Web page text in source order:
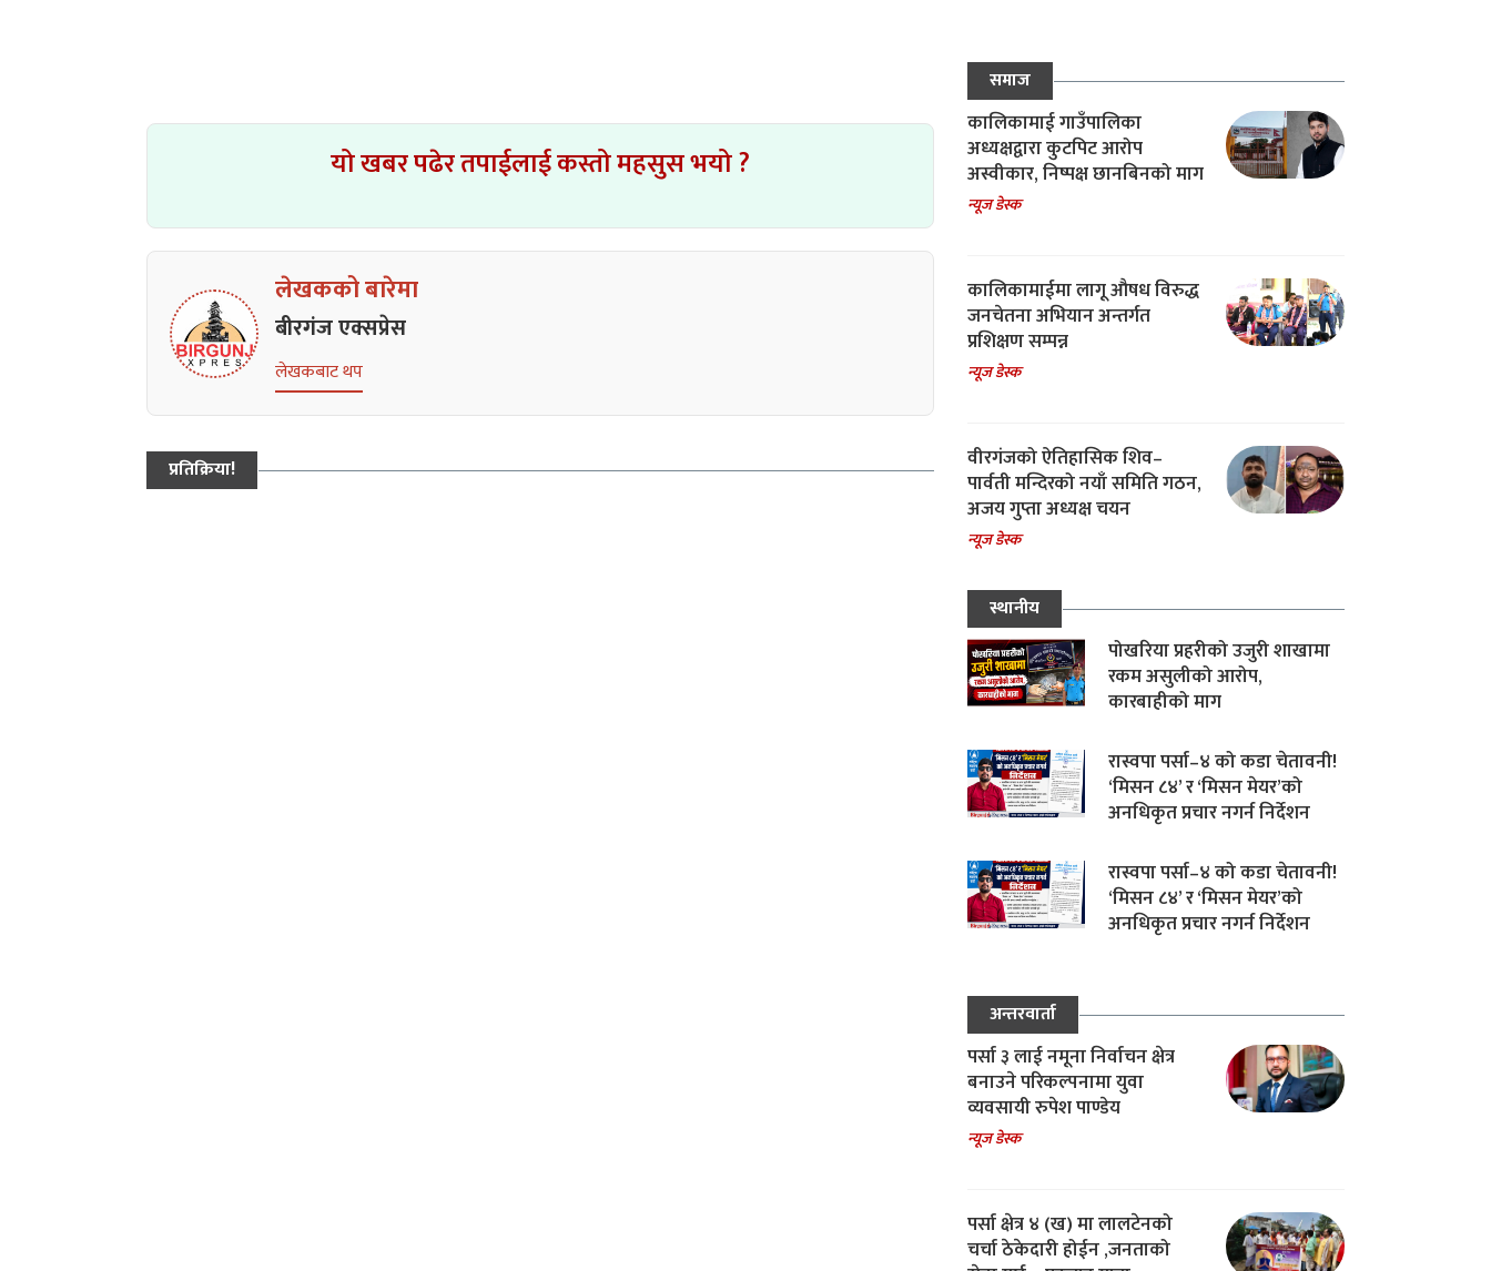
यो खबर पढेर तपाईलाई कस्तो महसुस भयो ?
लेखकको बारेमा
बीरगंज एक्सप्रेस
लेखकबाट थप
प्रतिक्रिया!
समाज
कालिकामाई गाउँपालिका
अध्यक्षद्वारा कुटपिट आरोप
अस्वीकार, निष्पक्ष छानबिनको माग
न्यूज डेस्क
कालिकामाईमा लागू औषध विरुद्ध
जनचेतना अभियान अन्तर्गत
प्रशिक्षण सम्पन्न
न्यूज डेस्क
वीरगंजको ऐतिहासिक शिव–
पार्वती मन्दिरको नयाँ समिति गठन,
अजय गुप्ता अध्यक्ष चयन
न्यूज डेस्क
स्थानीय
पोखरिया प्रहरीको उजुरी शाखामा
रकम असुलीको आरोप,
कारबाहीको माग
रास्वपा पर्सा–४ को कडा चेतावनी!
‘मिसन ८४’ र ‘मिसन मेयर’को
अनधिकृत प्रचार नगर्न निर्देशन
रास्वपा पर्सा–४ को कडा चेतावनी!
‘मिसन ८४’ र ‘मिसन मेयर’को
अनधिकृत प्रचार नगर्न निर्देशन
अन्तरवार्ता
पर्सा ३ लाई नमूना निर्वाचन क्षेत्र
बनाउने परिकल्पनामा युवा
व्यवसायी रुपेश पाण्डेय
न्यूज डेस्क
पर्सा क्षेत्र ४ (ख) मा लालटेनको
चर्चा ठेकेदारी होईन ,जनताको